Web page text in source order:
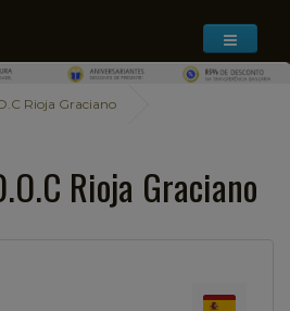
Rioja Graciano
Rioja Graciano